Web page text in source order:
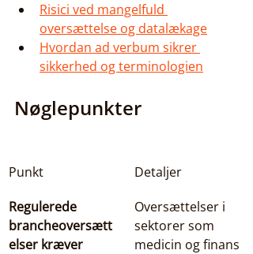
Risici ved mangelfuld
oversættelse og datalækage
Hvordan ad verbum sikrer
sikkerhed og terminologien
Nøglepunkter
Punkt
Detaljer
Regulerede
brancheoversætt
elser kræver
Oversættelser i
sektorer som
medicin og finans